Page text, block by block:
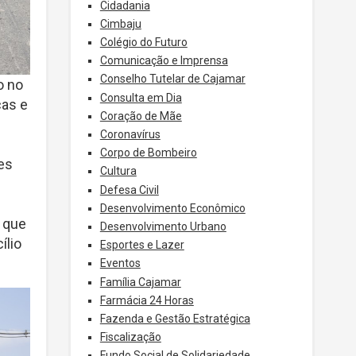
no
e
Cidadania
Cimbaju
Colégio do Futuro
Comunicação e Imprensa
Conselho Tutelar de Cajamar
Consulta em Dia
Coração de Mãe
Coronavírus
Corpo de Bombeiro
Cultura
Defesa Civil
Desenvolvimento Econômico
Desenvolvimento Urbano
Esportes e Lazer
Eventos
Família Cajamar
Farmácia 24 Horas
Fazenda e Gestão Estratégica
Fiscalização